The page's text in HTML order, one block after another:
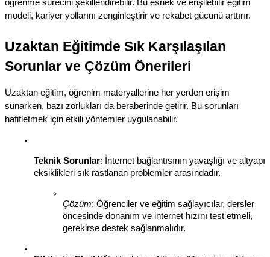
öğrenme sürecini şekillendirebilir. Bu esnek ve erişilebilir eğitim
modeli, kariyer yollarını zenginleştirir ve rekabet gücünü arttırır.
Uzaktan Eğitimde Sık Karşılaşılan
Sorunlar ve Çözüm Önerileri
Uzaktan eğitim, öğrenim materyallerine her yerden erişim
sunarken, bazı zorlukları da beraberinde getirir. Bu sorunları
hafifletmek için etkili yöntemler uygulanabilir.
Teknik Sorunlar: İnternet bağlantısının yavaşlığı ve altyapı
eksiklikleri sık rastlanan problemler arasındadır.
Çözüm: Öğrenciler ve eğitim sağlayıcılar, dersler
öncesinde donanım ve internet hızını test etmeli,
gerekirse destek sağlanmalıdır.